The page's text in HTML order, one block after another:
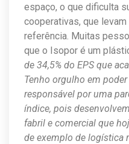
espaço, o que dificulta
cooperativas, que
referência. Muitas
que o Isopor é um
de 34,5% do EPS que
Tenho orgulho em
responsável por uma
índice, pois
fabril e comercial que
de exemplo de logística